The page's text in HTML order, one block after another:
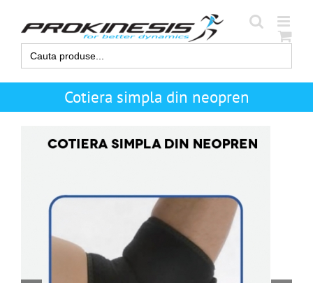
content
Search
for:
Cotiera simpla din neopren